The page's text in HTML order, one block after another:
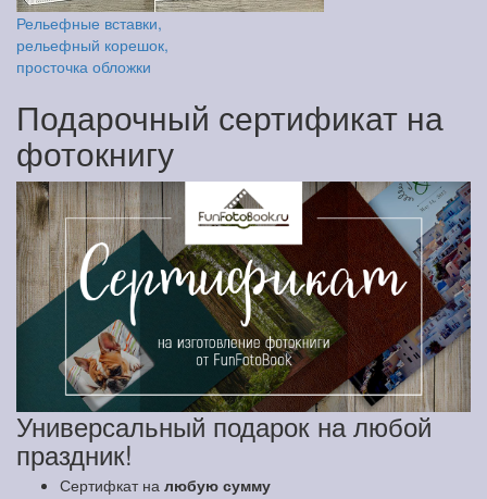
Рельефные вставки,
рельефный корешок,
просточка обложки
Подарочный сертификат на
фотокнигу
Универсальный подарок на любой
праздник!
Сертифкат на любую сумму